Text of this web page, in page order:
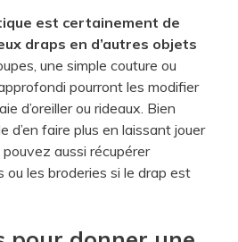
est certainement de
draps en d’autres objets
une simple couture ou
pourront les modifier
d’oreiller ou rideaux. Bien
d’en faire plus en laissant jouer
aussi récupérer
ou les broderies si le drap est